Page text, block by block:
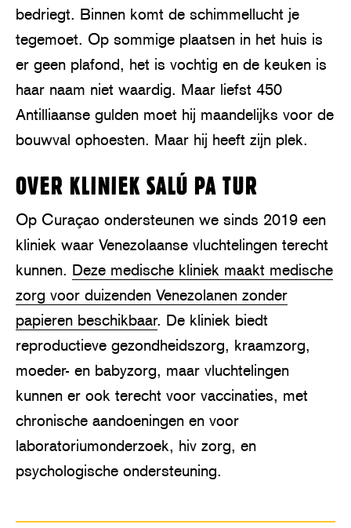
bedriegt. Binnen komt de schimmellucht je
tegemoet. Op sommige plaatsen in het huis is
er geen plafond, het is vochtig en de keuken is
haar naam niet waardig. Maar liefst 450
Antilliaanse gulden moet hij maandelijks voor de
bouwval ophoesten. Maar hij heeft zijn plek.
OVER KLINIEK SALÚ PA TUR
Op Curaçao ondersteunen we sinds 2019 een
kliniek waar Venezolaanse vluchtelingen terecht
kunnen. Deze medische kliniek maakt medische
zorg voor duizenden Venezolanen zonder
papieren beschikbaar. De kliniek biedt
reproductieve gezondheidszorg, kraamzorg,
moeder- en babyzorg, maar vluchtelingen
kunnen er ook terecht voor vaccinaties, met
chronische aandoeningen en voor
laboratoriumonderzoek, hiv zorg, en
psychologische ondersteuning.